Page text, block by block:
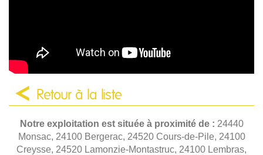
Retour à la liste
Notre exploitation est située à proximité de : 24440
Monsac, 24100 Bergerac, 24520 Cours-de-Pile, 24100
Creysse, 24520 Lamonzie-Montastruc, 24100 Lembras,